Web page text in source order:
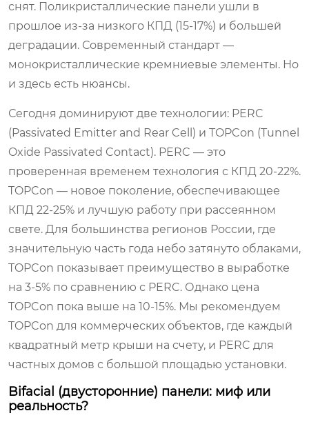
снят. Поликристаллические панели ушли в
прошлое из-за низкого КПД (15-17%) и большей
деградации. Современный стандарт —
монокристаллические кремниевые элементы. Но
и здесь есть нюансы.
Сегодня доминируют две технологии: PERC
(Passivated Emitter and Rear Cell) и TOPCon (Tunnel
Oxide Passivated Contact). PERC — это
проверенная временем технология с КПД 20-22%.
TOPCon — новое поколение, обеспечивающее
КПД 22-25% и лучшую работу при рассеянном
свете. Для большинства регионов России, где
значительную часть года небо затянуто облаками,
TOPCon показывает преимущество в выработке
на 3-5% по сравнению с PERC. Однако цена
TOPCon пока выше на 10-15%. Мы рекомендуем
TOPCon для коммерческих объектов, где каждый
квадратный метр крыши на счету, и PERC для
частных домов с большой площадью установки.
Bifacial (двусторонние) панели: миф или
реальность?